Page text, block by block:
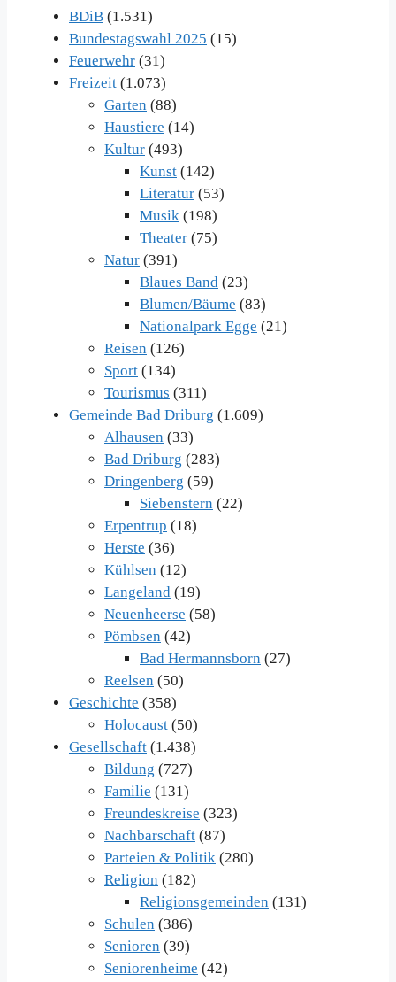
BDiB (1.531)
Bundestagswahl 2025 (15)
Feuerwehr (31)
Freizeit (1.073)
Garten (88)
Haustiere (14)
Kultur (493)
Kunst (142)
Literatur (53)
Musik (198)
Theater (75)
Natur (391)
Blaues Band (23)
Blumen/Bäume (83)
Nationalpark Egge (21)
Reisen (126)
Sport (134)
Tourismus (311)
Gemeinde Bad Driburg (1.609)
Alhausen (33)
Bad Driburg (283)
Dringenberg (59)
Siebenstern (22)
Erpentrup (18)
Herste (36)
Kühlsen (12)
Langeland (19)
Neuenheerse (58)
Pömbsen (42)
Bad Hermannsborn (27)
Reelsen (50)
Geschichte (358)
Holocaust (50)
Gesellschaft (1.438)
Bildung (727)
Familie (131)
Freundeskreise (323)
Nachbarschaft (87)
Parteien & Politik (280)
Religion (182)
Religionsgemeinden (131)
Schulen (386)
Senioren (39)
Seniorenheime (42)